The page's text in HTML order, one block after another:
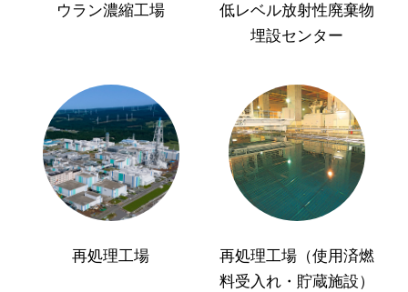
ウラン濃縮工場
低レベル放射性廃棄物
埋設センター
再処理工場
再処理工場（使用済燃
料受入れ・貯蔵施設）